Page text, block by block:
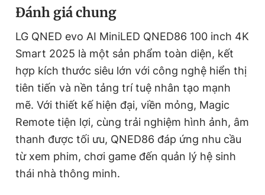
Đánh giá chung
LG QNED evo AI MiniLED QNED86 100 inch 4K
Smart 2025 là một sản phẩm toàn diện, kết
hợp kích thước siêu lớn với công nghệ hiển thị
tiên tiến và nền tảng trí tuệ nhân tạo mạnh
mẽ. Với thiết kế hiện đại, viền mỏng, Magic
Remote tiện lợi, cùng trải nghiệm hình ảnh, âm
thanh được tối ưu, QNED86 đáp ứng nhu cầu
từ xem phim, chơi game đến quản lý hệ sinh
thái nhà thông minh.